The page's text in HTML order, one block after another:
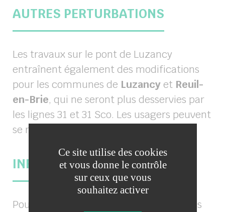
AUTRES PERTURBATIONS
Les travaux sur le pont de Luzancy
entraînent également des modifications
pour les communes de Luzancyet Reuil-
en-Brie, qui ne seront plus desservies par
les lignes 31 et 31 Sco. Les usagers peuvent
se reporter sur les lignes
INFORMATIONS ET HORAIRES
Pour consulter les nouveaux horaires des
Ce site utilise des cookies
et vous donne le contrôle
sur ceux que vous
souhaitez activer